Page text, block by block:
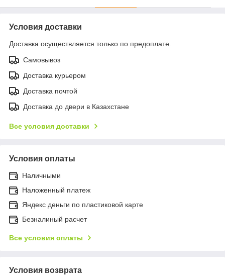
Условия доставки
Доставка осуществляется только по предоплате.
Самовывоз
Доставка курьером
Доставка почтой
Доставка до двери в Казахстане
Все условия доставки
Условия оплаты
Наличными
Наложенный платеж
Яндекс деньги по пластиковой карте
Безналиный расчет
Все условия оплаты
Условия возврата